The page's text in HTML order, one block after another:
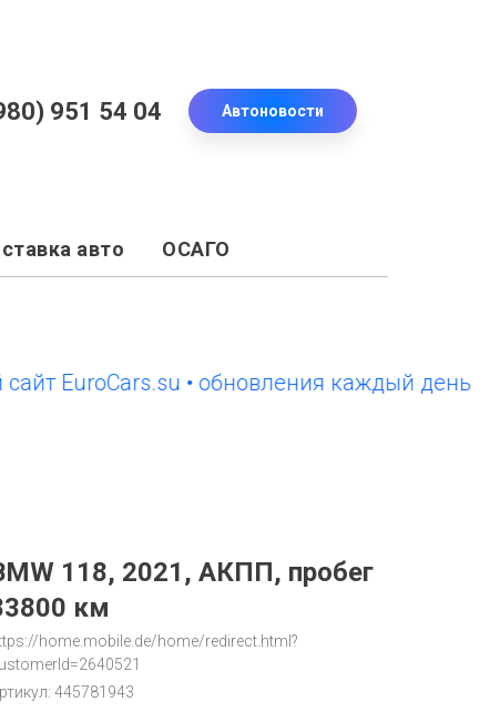
951 54 04 Автоновости
авто ОСАГО
• обновления каждый день
118, 2021, АКПП, пробег
км
home.mobile.de/home/redirect.html?
445781943